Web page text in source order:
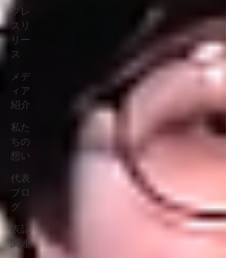
プレ
スリ
リー
ス
メデ
ィア
紹介
私た
ちの
想い
代表
ブロ
グ
表記
関連